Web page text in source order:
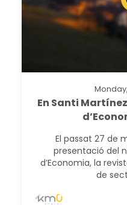
En Santi
El passat 27 de
presentació del
d’Economia, la
de